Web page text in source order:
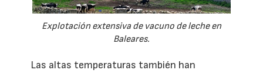
Explotación extensiva de vacuno de leche en
Baleares.
Las altas temperaturas también han